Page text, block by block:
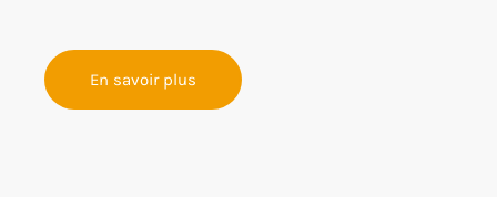
En savoir plus